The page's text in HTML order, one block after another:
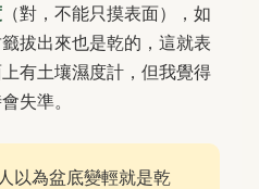
（對，不能只摸表面），如
拔出來也是乾的，這就表
有土壤濕度計，但我覺得
失準。
以為盆底變輕就是乾